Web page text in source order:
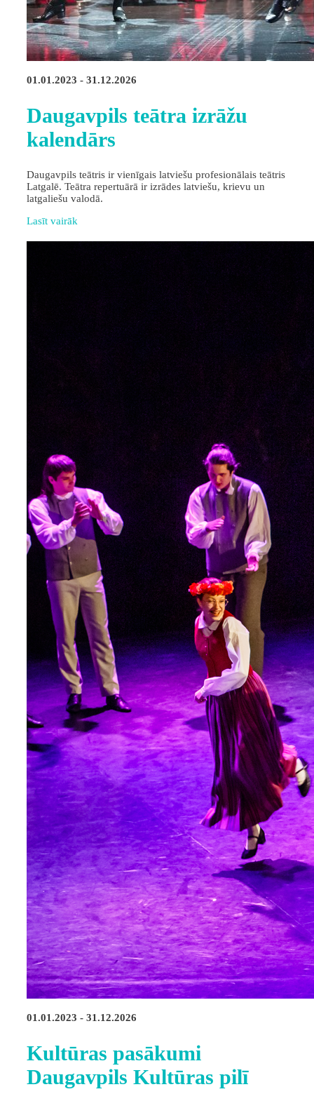
01.01.2023 - 31.12.2026
Daugavpils teātra izrāžu
kalendārs
Daugavpils teātris ir vienīgais latviešu profesionālais teātris
Latgalē. Teātra repertuārā ir izrādes latviešu, krievu un
latgaliešu valodā.
Lasīt vairāk
01.01.2023 - 31.12.2026
Kultūras pasākumi
Daugavpils Kultūras pilī